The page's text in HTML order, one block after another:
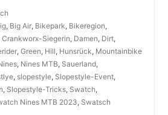
, Big Air, Bikepark, Bikeregion,
Crankworx-Siegerin, Damen, Dirt,
, Green, Hill, Hunsrück, Mountainbike
, Nines MTB, Sauerland,
, slopestyle, Slopestyle-Event,
, Slopestyle-Tricks, Swatch,
Nines MTB 2023, Swatsch